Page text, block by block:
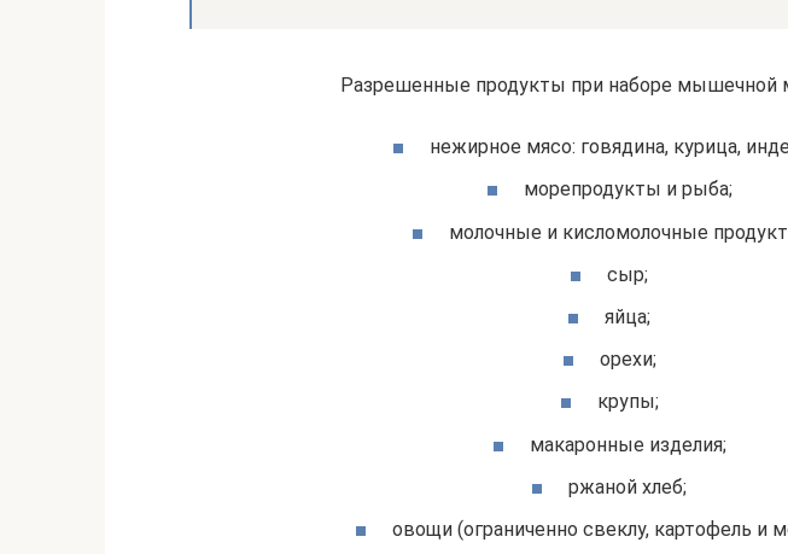
Разрешенные продукты при наборе мышечной
нежирное мясо: говядина, курица,
морепродукты и рыба;
молочные и кисломолочные
сыр;
яйца;
орехи;
крупы;
макаронные изделия;
ржаной хлеб;
овощи (ограниченно свеклу, картофель и